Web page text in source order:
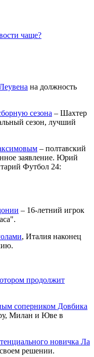
чаще?
на должность
сезона – Шахтер
сезон, лучший
– полтавский
заявление. Юрий
Футбол 24:
– 16-летний игрок
, Италия наконец
продолжит
соперником Довбика
Милан и Юве в
новичка Ла
решении.